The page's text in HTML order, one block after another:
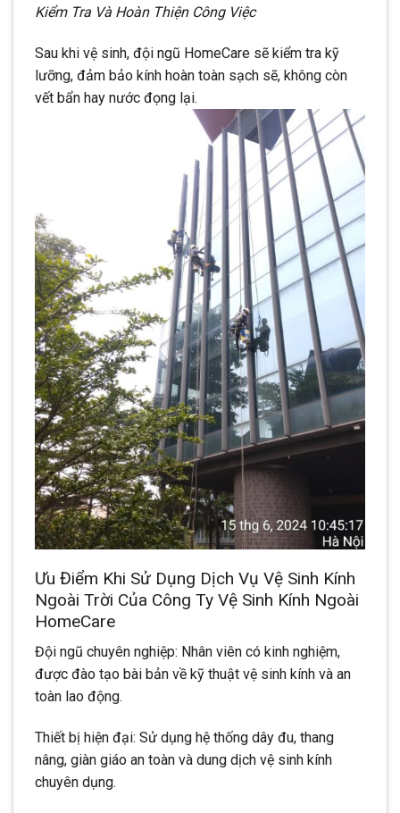
Kiểm Tra Và Hoàn Thiện Công Việc
Sau khi vệ sinh, đội ngũ HomeCare sẽ kiểm tra kỹ
lưỡng, đảm bảo kính hoàn toàn sạch sẽ, không còn
vết bẩn hay nước đọng lại.
Ưu Điểm Khi Sử Dụng Dịch Vụ Vệ Sinh Kính
Ngoài Trời Của Công Ty Vệ Sinh Kính Ngoài
HomeCare
Đội ngũ chuyên nghiệp: Nhân viên có kinh nghiệm,
được đào tạo bài bản về kỹ thuật vệ sinh kính và an
toàn lao động.
Thiết bị hiện đại: Sử dụng hệ thống dây đu, thang
nâng, giàn giáo an toàn và dung dịch vệ sinh kính
chuyên dụng.